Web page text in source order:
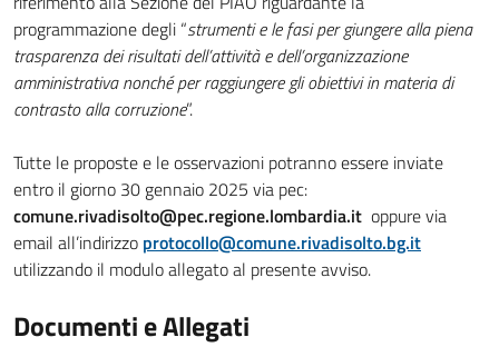
programmazione degli “strumenti e le fasi per giungere alla piena
trasparenza dei risultati dell’attività e dell’organizzazione
amministrativa nonché per raggiungere gli obiettivi in materia di
contrasto alla corruzione”.
Tutte le proposte e le osservazioni potranno essere inviate
entro il giorno 30 gennaio 2025 via pec:
comune.rivadisolto@pec.regione.lombardia.it oppure via
email all’indirizzo protocollo@comune.rivadisolto.bg.it
utilizzando il modulo allegato al presente avviso.
Documenti e Allegati